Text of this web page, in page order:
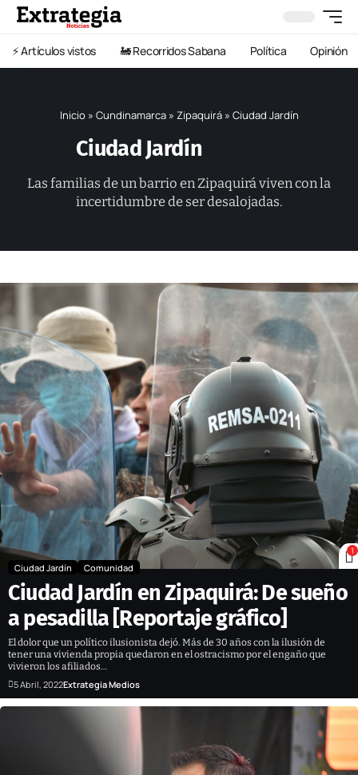
⚡️ Artículos vistos 🚂 Recorridos Sabana Política Opinión
Inicio» Cundinamarca» Zipaquirá» Ciudad Jardín
Ciudad Jardín
Las familias de un barrio en Zipaquirá viven con la
incertidumbre de ser desalojadas.
1
Ciudad Jardín Comunidad
Ciudad Jardín en Zipaquirá: De sueño
a pesadilla [Reportaje gráfico]
El dolor que un político ilusionista dejó. Más de 30 años con la ilusión de
tener una vivienda propia quedaron en el ostracismo por el engaño que
vivieron los afiliados…
5 Abril, 2022Extrategia Medios